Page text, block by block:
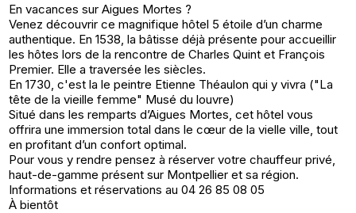
En vacances sur Aigues Mortes ?
Venez découvrir ce magnifique hôtel 5 étoile d’un charme
authentique. En 1538, la bâtisse déjà présente pour accueillir
les hôtes lors de la rencontre de Charles Quint et François
Premier. Elle a traversée les siècles.
En 1730, c'est la le peintre Etienne Théaulon qui y vivra ("La
tête de la vieille femme" Musé du louvre)
Situé dans les remparts d’Aigues Mortes, cet hôtel vous
offrira une immersion total dans le cœur de la vielle ville, tout
en profitant d’un confort optimal.
Pour vous y rendre pensez à réserver votre chauffeur privé,
haut-de-gamme présent sur Montpellier et sa région.
Informations et réservations au 04 26 85 08 05
À bientôt